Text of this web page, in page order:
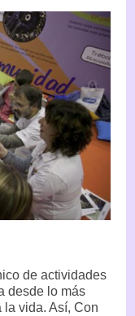
de actividades
desde lo más
vida. Así, Con